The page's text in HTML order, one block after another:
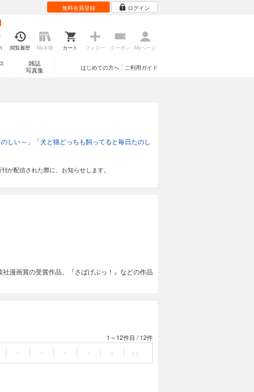
無料会員登録 ログイン
閲覧履歴 My本棚 カート フォロー クーポン Myページ
雑誌
写真集
ご利用ガイド
はじめての方へ
しい～ 」「犬と猫どっちも飼ってると毎日たのし
が配信された際に、お知らせします。
漫画賞の受賞作品。『さばげぶっ！』などの作品
1～12件目 /12件
・ ・ ・ ・ > >>